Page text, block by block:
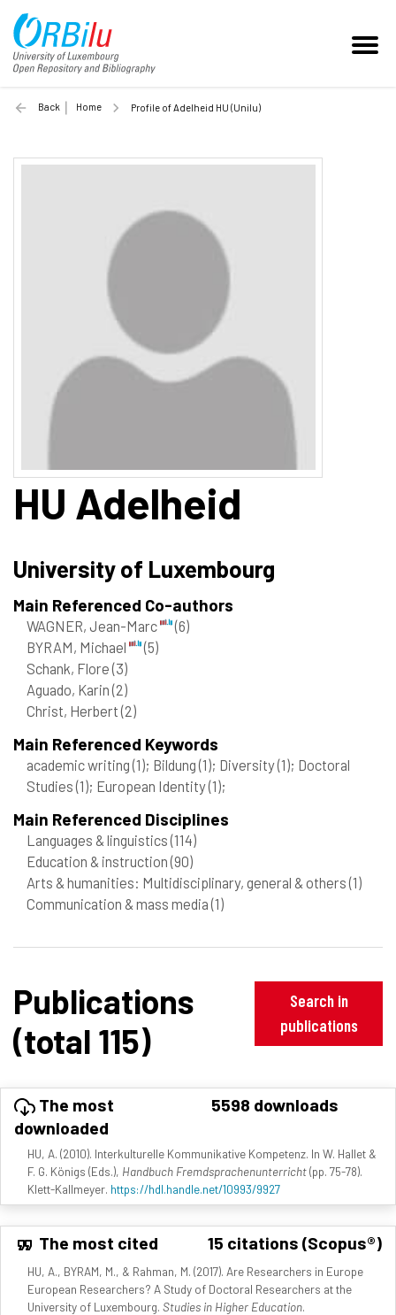
Back Home Profile of Adelheid HU (Unilu)
HU Adelheid
University of Luxembourg
Main Referenced Co-authors
WAGNER, Jean-Marc
(6)
BYRAM, Michael
(5)
Schank, Flore(3)
Aguado, Karin(2)
Christ, Herbert(2)
Main Referenced Keywords
academic writing(1); Bildung(1); Diversity(1); Doctoral
Studies(1); European Identity(1);
Main Referenced Disciplines
Languages & linguistics(114)
Education & instruction(90)
Arts & humanities: Multidisciplinary, general & others(1)
Communication & mass media(1)
Publications
(total 115)
Search in
publications
The most
downloaded
5598 downloads
HU, A. (2010). Interkulturelle Kommunikative Kompetenz. In W. Hallet &
F. G. Königs (Eds.), Handbuch Fremdsprachenunterricht(pp. 75-78).
Klett-Kallmeyer. https://hdl.handle.net/10993/9927
The most cited 15 citations (Scopus®)
HU, A., BYRAM, M., & Rahman, M. (2017). Are Researchers in Europe
European Researchers? A Study of Doctoral Researchers at the
University of Luxembourg. Studies in Higher Education.